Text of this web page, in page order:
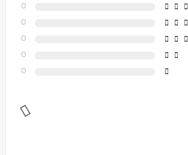
0
0
0
0
0